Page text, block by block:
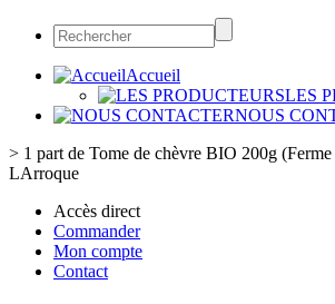
Accueil
LES
NOUS
> 1 part de Tome de chèvre BIO 200g
LArroque
Accès direct
Commander
Mon compte
Contact